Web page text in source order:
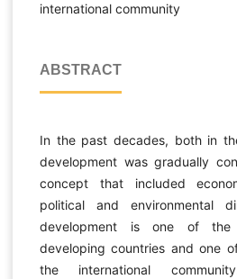
international community
ABSTRACT
In the past decades, both in
development was gradually
concept that included
political and environmental
development is one of
developing countries and one
the international